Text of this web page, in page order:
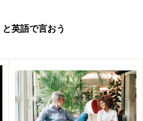
と英語で言おう